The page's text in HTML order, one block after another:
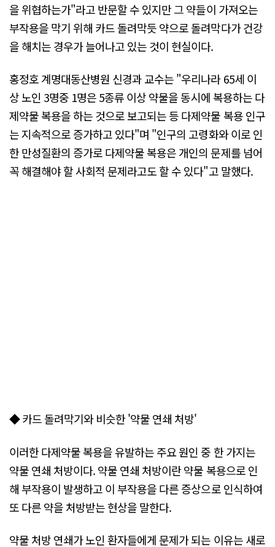
을 위협하는가"라고 반문할 수 있지만 그 약들이 가져오는
부작용을 막기 위해 카드 돌려막듯 약으로 돌려막다가 건강
을 해치는 경우가 늘어나고 있는 것이 현실이다.
홍정호 계명대동산병원 신경과 교수는 "우리나라 65세 이
상 노인 3명중 1명은 5종류 이상 약물을 동시에 복용하는 다
제약물 복용을 하는 것으로 보고되는 등 다제약물 복용 인구
는 지속적으로 증가하고 있다"며 "인구의 고령화와 이로 인
한 만성질환의 증가로 다제약물 복용은 개인의 문제를 넘어
꼭 해결해야 할 사회적 문제라고도 할 수 있다"고 말했다.
◆ 카드 돌려막기와 비슷한 '약물 연쇄 처방'
이러한 다제약물 복용을 유발하는 주요 원인 중 한 가지는
약물 연쇄 처방이다. 약물 연쇄 처방이란 약물 복용으로 인
해 부작용이 발생하고 이 부작용을 다른 증상으로 인식하여
또 다른 약을 처방받는 현상을 말한다.
약물 처방 연쇄가 노인 환자들에게 문제가 되는 이유는 새로